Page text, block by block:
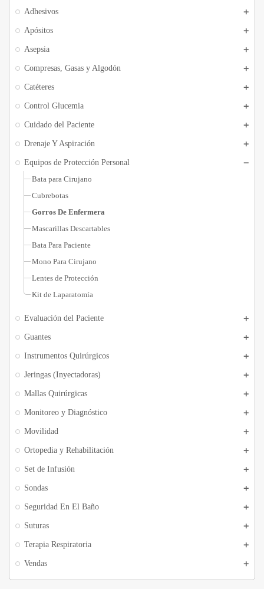
Adhesivos
Apósitos
Asepsia
Compresas, Gasas y Algodón
Catéteres
Control Glucemia
Cuidado del Paciente
Drenaje Y Aspiración
Equipos de Protección Personal
Bata para Cirujano
Cubrebotas
Gorros De Enfermera
Mascarillas Descartables
Bata Para Paciente
Mono Para Cirujano
Lentes de Protección
Kit de Laparatomía
Evaluación del Paciente
Guantes
Instrumentos Quirúrgicos
Jeringas (Inyectadoras)
Mallas Quirúrgicas
Monitoreo y Diagnóstico
Movilidad
Ortopedia y Rehabilitación
Set de Infusión
Sondas
Seguridad En El Baño
Suturas
Terapia Respiratoria
Vendas